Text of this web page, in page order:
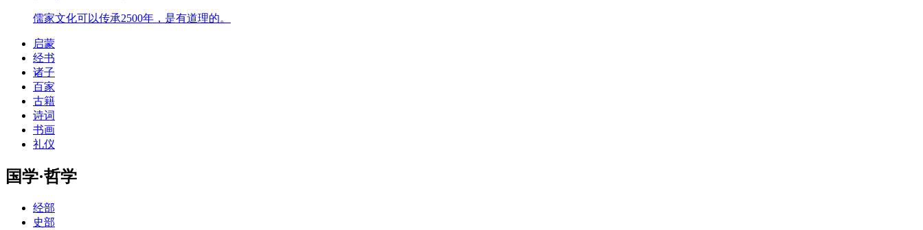
儒家文化可以传承2500年，是有道理的。
启蒙
经书
诸子
百家
古籍
诗词
书画
礼仪
国学·哲学
经部
史部